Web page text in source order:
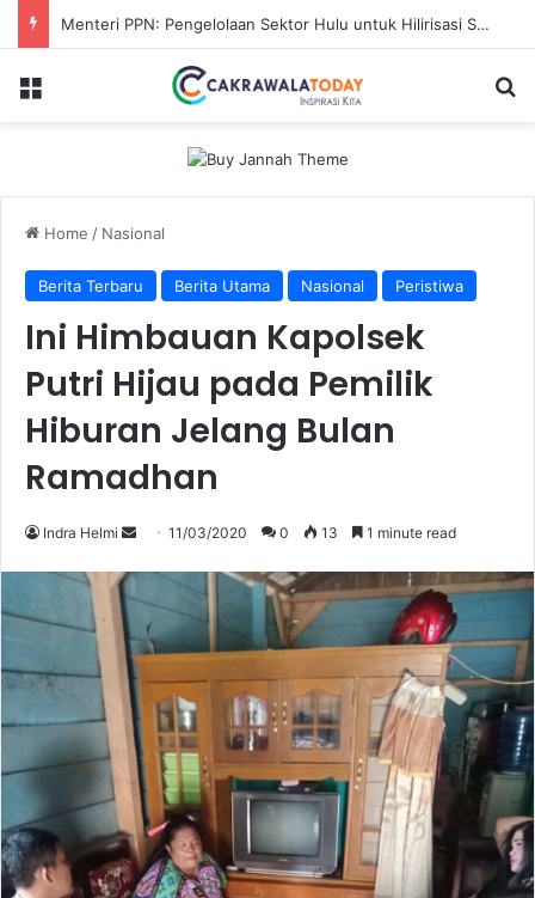
Karhutla Sungai Guntung Hilir Merangsek ke Hutan Primer, Alat Berat Tambahan Dikerahkan
Menu
Home / Nasional
Berita Terbaru Berita Utama Nasional Peristiwa
Ini Himbauan Kapolsek
Putri Hijau pada Pemilik
Hiburan Jelang Bulan
Ramadhan
Indra Helmi
Send11/03/2020 0 13 1 minute read